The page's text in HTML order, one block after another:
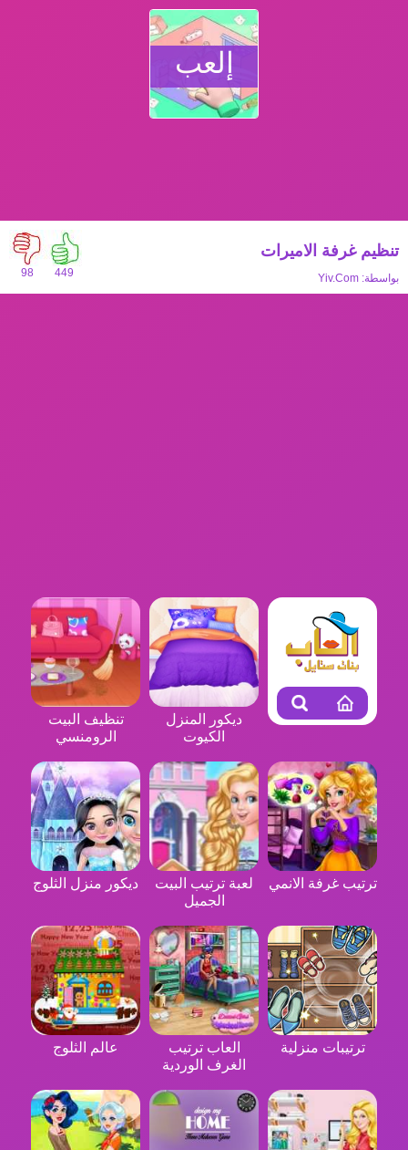
إلعب
98 449
تنظيم غرفة الاميرات
بواسطة: Yiv.Com
ديكور المنزل
الكيوت
تنظيف البيت
الرومنسي
ترتيب غرفة الانمي
لعبة ترتيب البيت
الجميل
ديكور منزل الثلوج
ترتيبات منزلية
العاب ترتيب
الغرف الوردية
عالم الثلوج